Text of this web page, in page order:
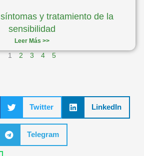
y tratamiento de la
sensibilidad
Leer Más >>
1 2 3 4 5
Twitter LinkedIn
Telegram